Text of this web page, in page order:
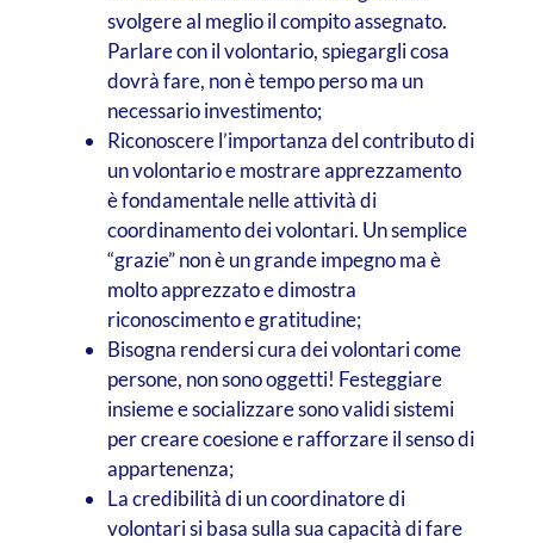
svolgere al meglio il compito assegnato.
Parlare con il volontario, spiegargli cosa
dovrà fare, non è tempo perso ma un
necessario investimento;
Riconoscere l’importanza del contributo di
un volontario e mostrare apprezzamento
è fondamentale nelle attività di
coordinamento dei volontari. Un semplice
“grazie” non è un grande impegno ma è
molto apprezzato e dimostra
riconoscimento e gratitudine;
Bisogna rendersi cura dei volontari come
persone, non sono oggetti! Festeggiare
insieme e socializzare sono validi sistemi
per creare coesione e rafforzare il senso di
appartenenza;
La credibilità di un coordinatore di
volontari si basa sulla sua capacità di fare